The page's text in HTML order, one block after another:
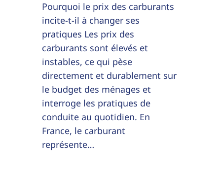
Pourquoi le prix des carburants
incite-t-il à changer ses
pratiques Les prix des
carburants sont élevés et
instables, ce qui pèse
directement et durablement sur
le budget des ménages et
interroge les pratiques de
conduite au quotidien. En
France, le carburant
représente…